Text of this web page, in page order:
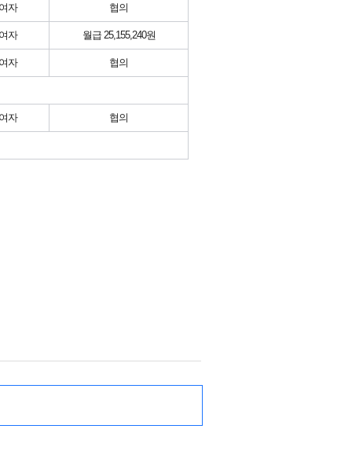
자 협의
자 월급 25,155,240원
자 협의
자 협의